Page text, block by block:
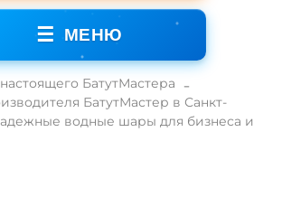
☰ МЕНЮ
БатутМастера
БатутМастер в Санкт-
водные шары для бизнеса и